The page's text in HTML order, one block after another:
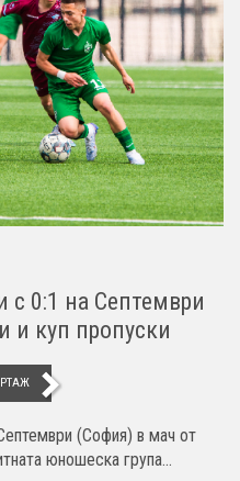
с 0:1 на Септември
и куп пропуски
(София) в мач от
юношеска група...